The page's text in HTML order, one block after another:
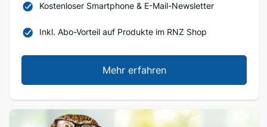
Kostenloser Smartphone & E-Mail-Newsletter
Inkl. Abo-Vorteil auf Produkte im RNZ Shop
Mehr erfahren